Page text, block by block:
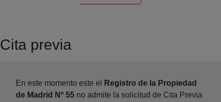
Cita previa
En este momento este el
Registro de la Propiedad
de Madrid Nº 55 no admite la solicitud de Cita Previa